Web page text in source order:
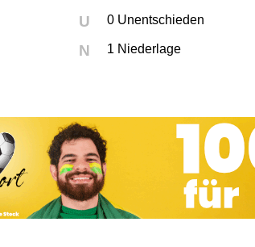
U
0 Unentschieden
N 1 Niederlage